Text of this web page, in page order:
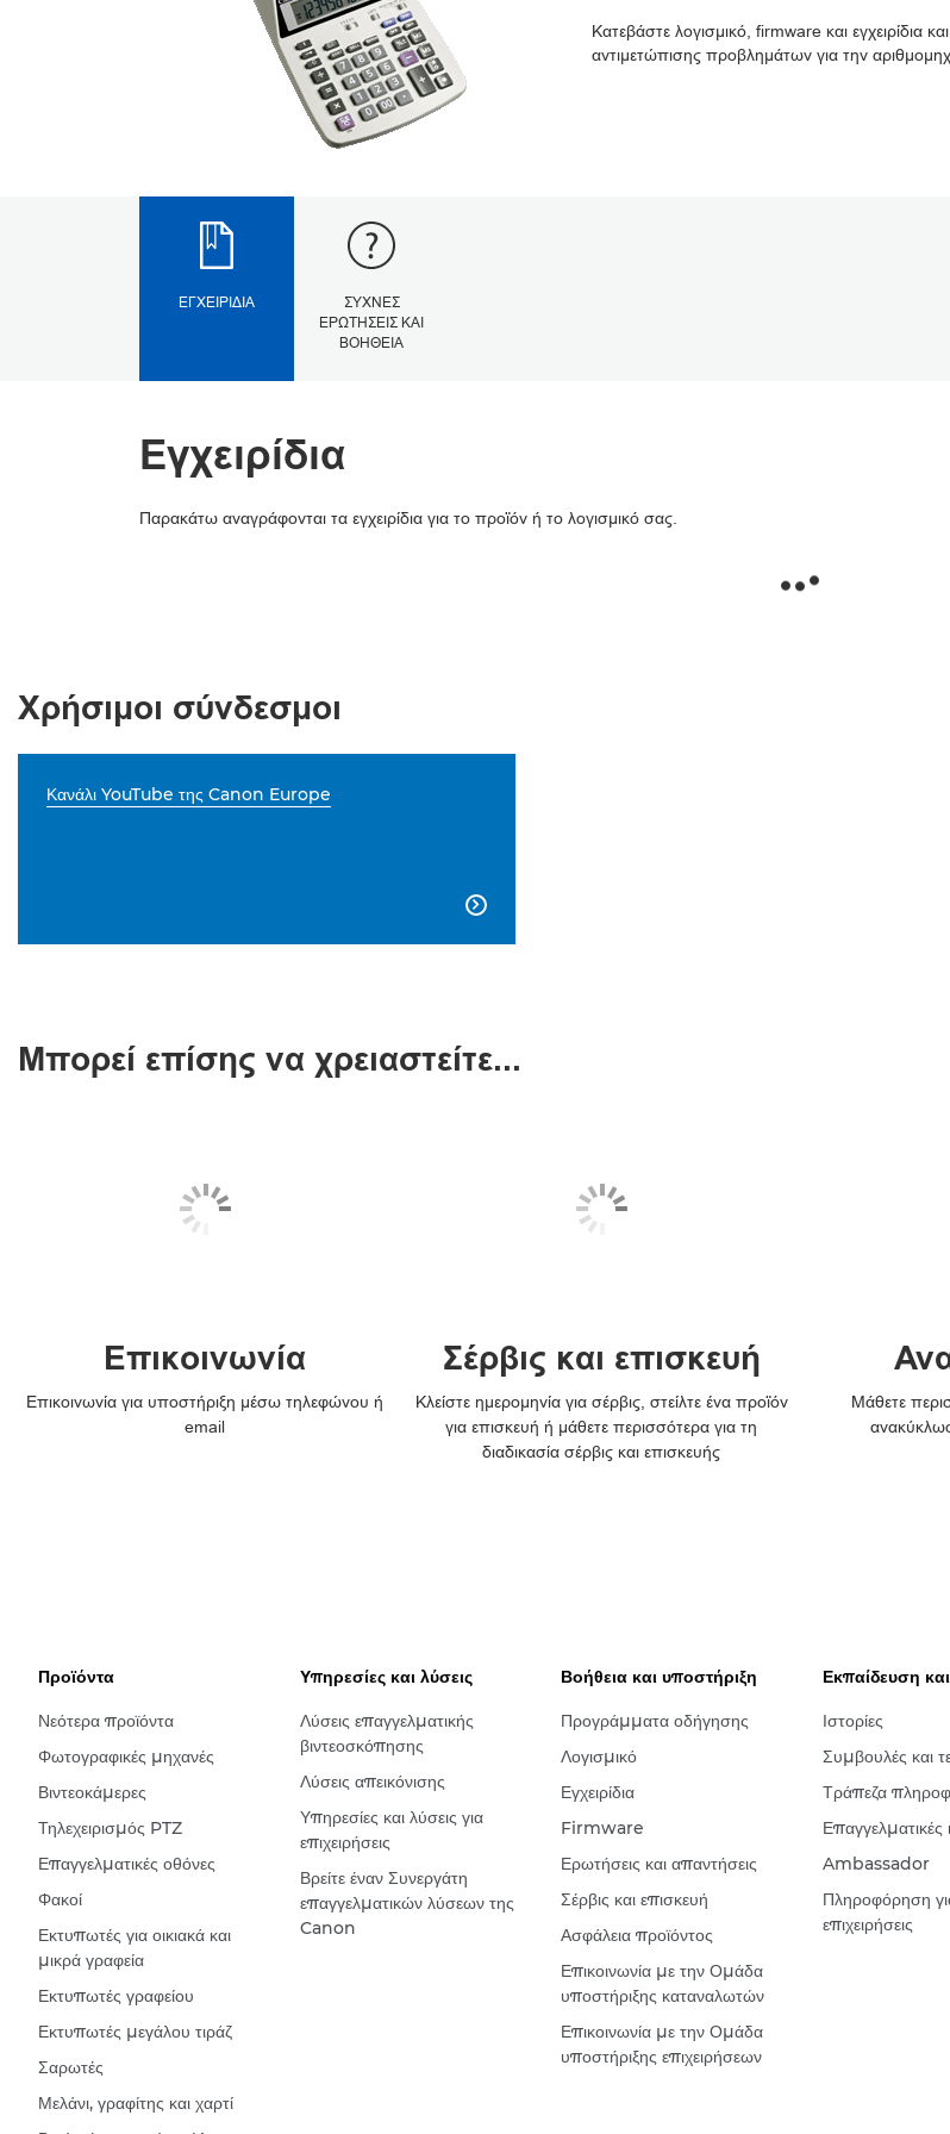
Κατεβάστε λογισμικό, firmware και
αντιμετώπισης προβλημάτων για την
ΕΓΧΕΙΡΊΔΙΑ
ΣΥΧΝΈΣ
ΕΡΩΤΉΣΕΙΣ ΚΑΙ
ΒΟΉΘΕΙΑ
Εγχειρίδια
Παρακάτω αναγράφονται τα εγχειρίδια για το προϊόν ή το λογισμικό σας.
Χρήσιμοι σύνδεσμοι
Κανάλι YouTube της Canon Europe

Μπορεί επίσης να χρειαστείτε...
Επικοινωνία
Επικοινωνία για υποστήριξη μέσω τηλεφώνου ή
email
Σέρβις και επισκευή
Κλείστε ημερομηνία για σέρβις, στείλτε ένα προϊόν
για επισκευή ή μάθετε περισσότερα για τη
διαδικασία σέρβις και επισκευής
Μάθετε
Προϊόντα
Νεότερα προϊόντα
Φωτογραφικές μηχανές
Βιντεοκάμερες
Τηλεχειρισμός PTZ
Επαγγελματικές οθόνες
Φακοί
Εκτυπωτές για οικιακά και
μικρά γραφεία
Εκτυπωτές γραφείου
Εκτυπωτές μεγάλου τιράζ
Σαρωτές
Μελάνι, γραφίτης και χαρτί
Υπηρεσίες και λύσεις
Λύσεις επαγγελματικής
βιντεοσκόπησης
Λύσεις απεικόνισης
Υπηρεσίες και λύσεις για
επιχειρήσεις
Βρείτε έναν Συνεργάτη
επαγγελματικών λύσεων της
Canon
Βοήθεια και υποστήριξη
Προγράμματα οδήγησης
Λογισμικό
Εγχειρίδια
Firmware
Ερωτήσεις και απαντήσεις
Σέρβις και επισκευή
Ασφάλεια προϊόντος
Επικοινωνία με την Ομάδα
υποστήριξης καταναλωτών
Επικοινωνία με την Ομάδα
υποστήριξης επιχειρήσεων
Εκπαίδευση
Ιστορίες
Συμβουλές και
Τράπεζα
Επαγγελματικές
Ambassador
Πληροφόρηση
επιχειρήσεις